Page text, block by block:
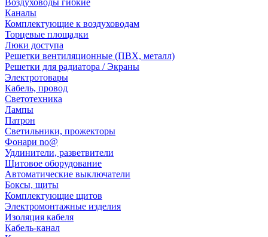
Воздуховоды гибкие
Каналы
Комплектующие к воздуховодам
Торцевые площадки
Люки доступа
Решетки вентиляционные (ПВХ, металл)
Решетки для радиатора / Экраны
Электротовары
Кабель, провод
Светотехника
Лампы
Патрон
Светильники, прожекторы
Фонари no@
Удлинители, разветвители
Щитовое оборудование
Автоматические выключатели
Боксы, щиты
Комплектующие щитов
Электромонтажные изделия
Изоляция кабеля
Кабель-канал